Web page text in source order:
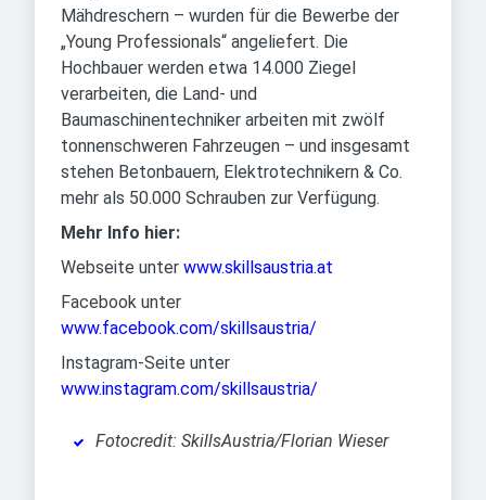
Mähdreschern – wurden für die Bewerbe der
„Young Professionals“ angeliefert. Die
Hochbauer werden etwa 14.000 Ziegel
verarbeiten, die Land- und
Baumaschinentechniker arbeiten mit zwölf
tonnenschweren Fahrzeugen – und insgesamt
stehen Betonbauern, Elektrotechnikern & Co.
mehr als 50.000 Schrauben zur Verfügung.
Mehr Info hier:
Webseite unter www.skillsaustria.at
Facebook unter
www.facebook.com/skillsaustria/
Instagram-Seite unter
www.instagram.com/skillsaustria/
Fotocredit: SkillsAustria/Florian Wieser